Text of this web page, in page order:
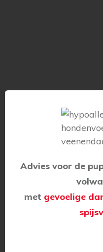
Advies voor de
met gevoelige